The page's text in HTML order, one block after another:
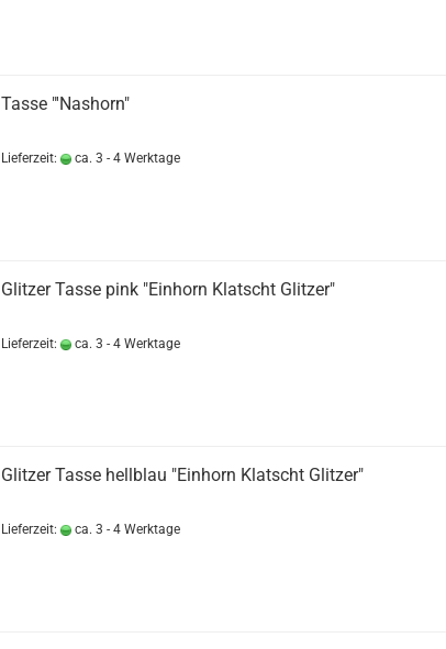
Tasse "'Nashorn"
Lieferzeit: ca. 3 - 4 Werktage
Glitzer Tasse pink "Einhorn Klatscht Glitzer"
Lieferzeit: ca. 3 - 4 Werktage
Glitzer Tasse hellblau "Einhorn Klatscht Glitzer"
Lieferzeit: ca. 3 - 4 Werktage